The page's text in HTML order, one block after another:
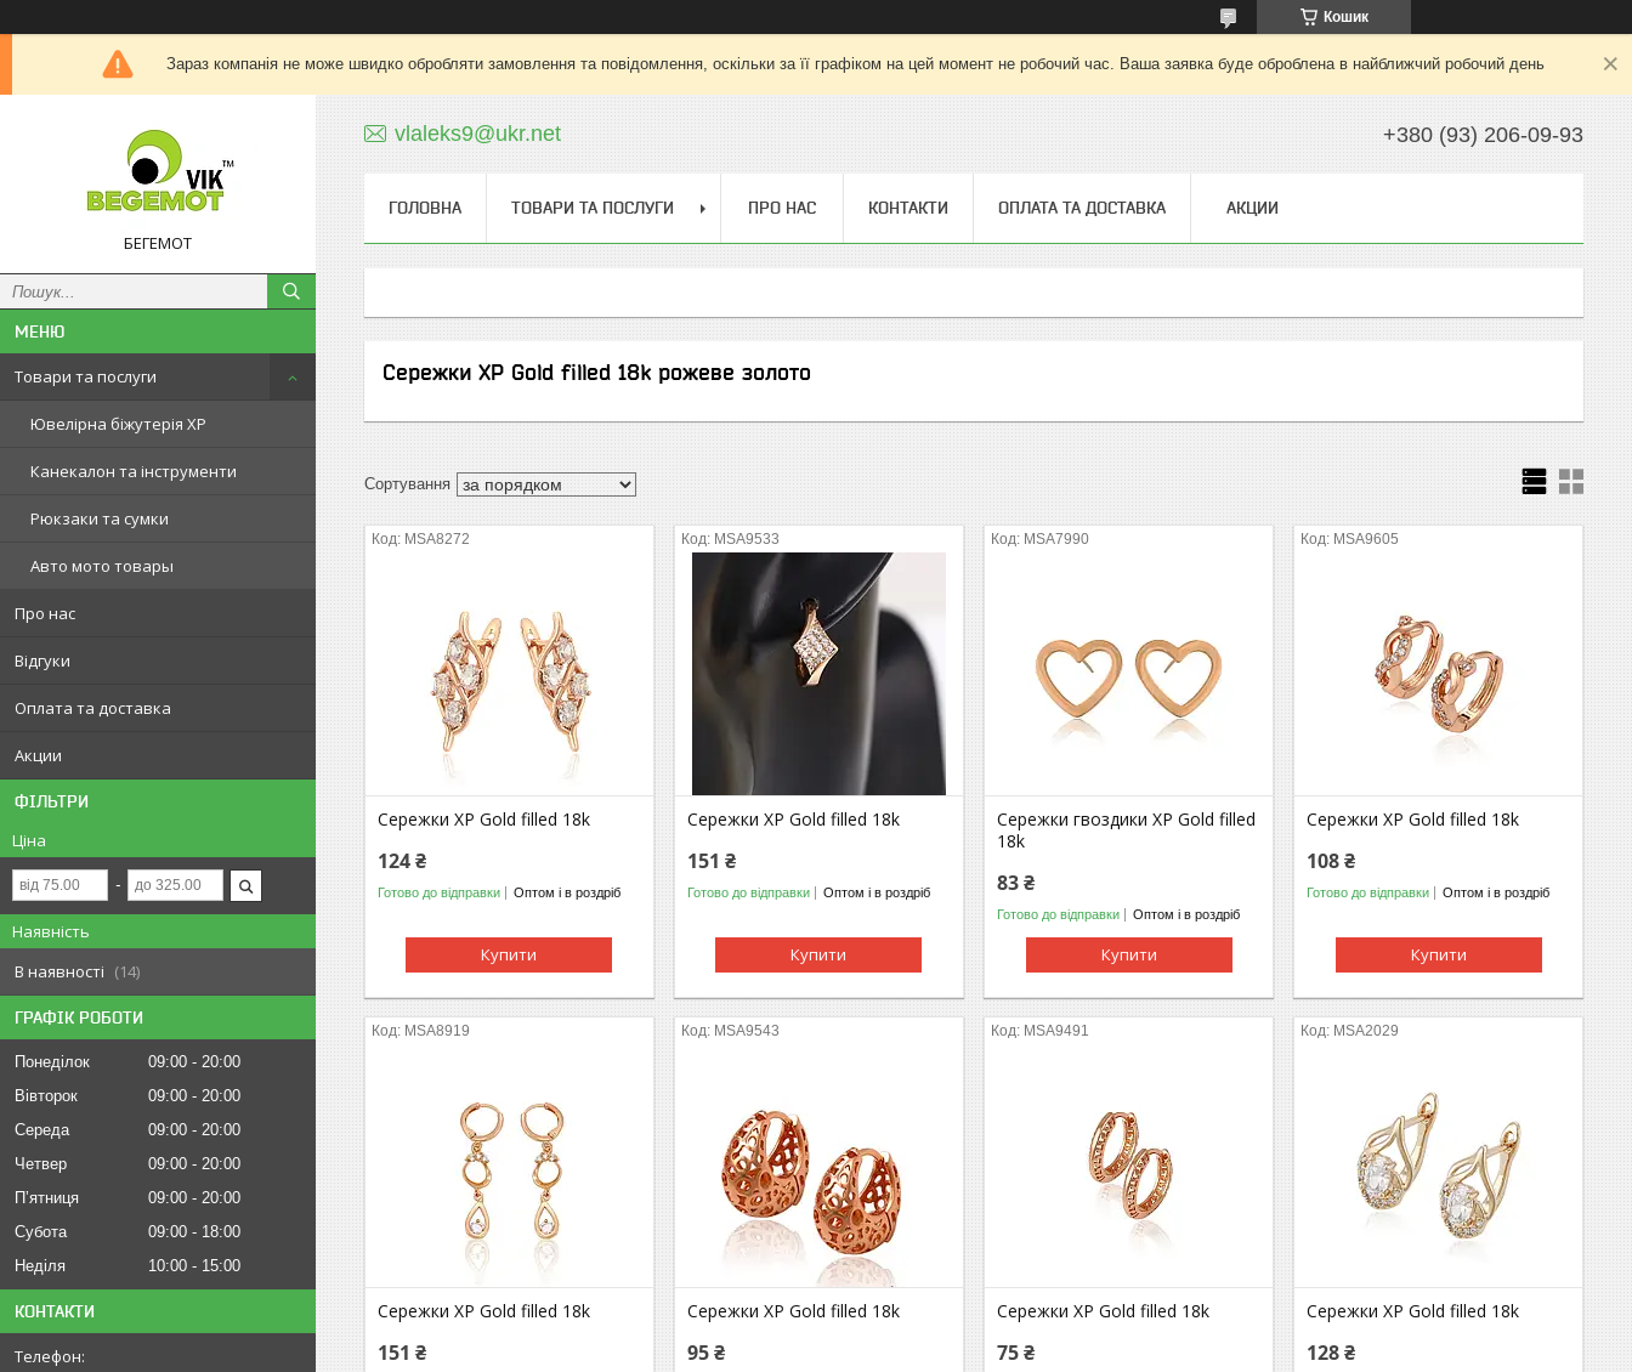
Кошик
Зараз компанія не може швидко обробляти замовлення та повідомлення, оскільки за її графіком на цей момент не робочий час. Ваша заявка буде оброблена в найближчий робочий день
БЕГЕМОТ
Товари та послуги
Ювелірна біжутерія XP
Канекалон та інструменти
Рюкзаки та сумки
Авто мото товары
Про нас
Відгуки
Оплата та доставка
Акции
ФІЛЬТРИ
Ціна
Наявність
В наявності
14
ГРАФІК РОБОТИ
Понеділок 09:00
20:00
Вівторок
09:00
20:00
Середа
09:00
20:00
Четвер
09:00
20:00
Пʼятниця
09:00
20:00
Субота
09:00
18:00
Неділя
10:00 15:00
КОНТАКТИ
vlaleks9@ukr.net +380 (93) 206-09-93
ГОЛОВНА ТОВАРИ ТА ПОСЛУГИ ПРО НАС КОНТАКТИ ОПЛАТА ТА ДОСТАВКА АКЦИИ
Сережки ХР Gold filled 18k рожеве золото
MSA8272
Сережки ХР Gold filled 18k
124 ₴
Готово до відправки Оптом і в роздріб
Купити
MSA9533
Сережки ХР Gold filled 18k
151 ₴
Готово до відправки Оптом і в роздріб
Купити
MSA7990
Сережки гвоздики ХР Gold filled
18k
83 ₴
Готово до відправки Оптом і в роздріб
Купити
МSA9605
Сережки ХР Gold filled 18k
108 ₴
Готово до відправки Оптом і в роздріб
Купити
МSA8919
Сережки ХР Gold filled 18k
151 ₴
МSA9543
Сережки ХР Gold filled 18k
95 ₴
МSA9491
Сережки ХР Gold filled 18k
75 ₴
МSA2029
Сережки ХР Gold filled 18k
128 ₴